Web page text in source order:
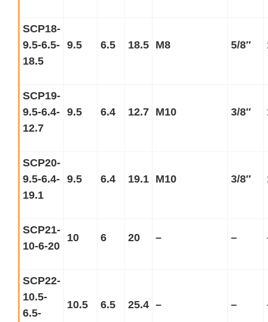
SCP18-
9.5-6.5-
18.5
9.5 6.5 18.5 M8 5/8″
SCP19-
9.5-6.4-
12.7
9.5 6.4 12.7 M10 3/8″
SCP20-
9.5-6.4-
19.1
9.5 6.4 19.1 M10 3/8″
SCP21-
10-6-20
10 6 20 – –
SCP22-
10.5-
6.5-
10.5 6.5 25.4 – –